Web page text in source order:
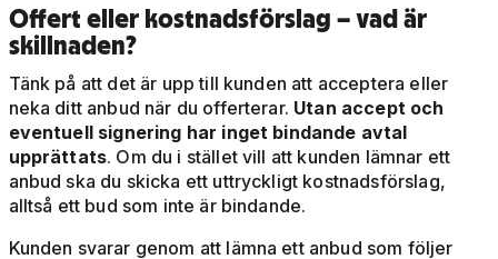
Offert eller kostnadsförslag – vad är
skillnaden?
Tänk på att det är upp till kunden att acceptera eller
neka ditt anbud när du offerterar. Utan accept och
eventuell signering har inget bindande avtal
upprättats. Om du i stället vill att kunden lämnar ett
anbud ska du skicka ett uttryckligt kostnadsförslag,
alltså ett bud som inte är bindande.
Kunden svarar genom att lämna ett anbud som följer